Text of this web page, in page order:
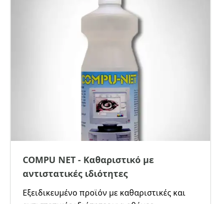
COMPU NET - Καθαριστικό με
αντιστατικές ιδιότητες
Εξειδικευμένο προϊόν με καθαριστικές και